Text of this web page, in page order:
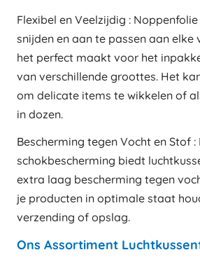
Flexibel en Veelzijdig :
snijden en aan te passen aan
het perfect maakt voor het
van verschillende groottes. Het
om delicate items te wikkelen of
in dozen.
Bescherming tegen Vocht en Stof :
schokbescherming biedt
extra laag bescherming tegen
je producten in optimale staat
verzending of opslag.
Ons Assortiment